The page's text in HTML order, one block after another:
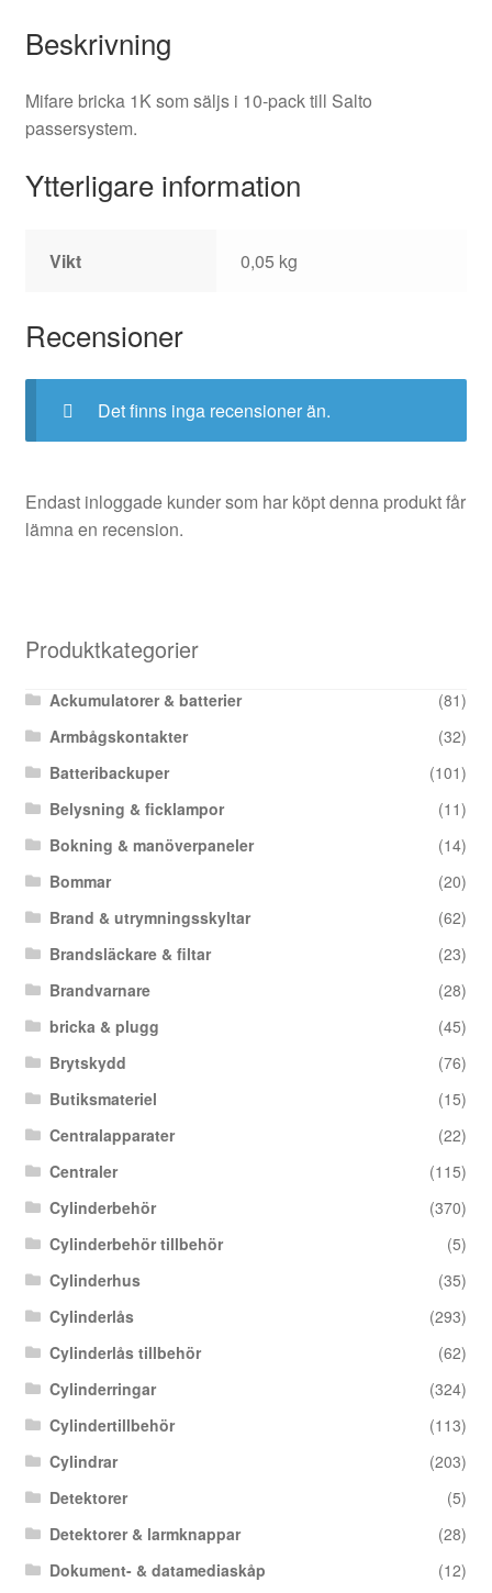
Beskrivning
Mifare bricka 1K som säljs i 10-pack till Salto
passersystem.
Ytterligare information
Vikt 0,05 kg
Recensioner
Det finns inga recensioner än.
Endast inloggade kunder som har köpt denna produkt får
lämna en recension.
Produktkategorier
Ackumulatorer & batterier
(81)
Armbågskontakter
(32)
Batteribackuper
(101)
Belysning & ficklampor
(11)
Bokning & manöverpaneler
(14)
Bommar
(20)
Brand & utrymningsskyltar
(62)
Brandsläckare & filtar
(23)
Brandvarnare
(28)
bricka & plugg
(45)
Brytskydd
(76)
Butiksmateriel
(15)
Centralapparater
(22)
Centraler
(115)
Cylinderbehör
(370)
Cylinderbehör tillbehör
(5)
Cylinderhus
(35)
Cylinderlås
(293)
Cylinderlås tillbehör
(62)
Cylinderringar
(324)
Cylindertillbehör
(113)
Cylindrar
(203)
Detektorer
(5)
Detektorer & larmknappar
(28)
Dokument- & datamediaskåp
(12)